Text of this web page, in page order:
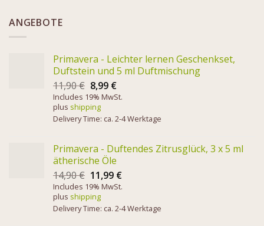
ANGEBOTE
Primavera - Leichter lernen Geschenkset,
Duftstein und 5 ml Duftmischung
11,90€ 8,99 €
Includes 19% MwSt.
plus shipping
Delivery Time: ca. 2-4 Werktage
Primavera - Duftendes Zitrusglück, 3 x 5 ml
ätherische Öle
14,90€ 11,99 €
Includes 19% MwSt.
plus shipping
Delivery Time: ca. 2-4 Werktage